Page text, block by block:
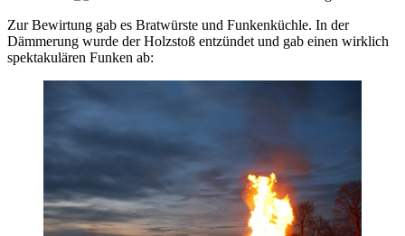
Zur Bewirtung gab es Bratwürste und Funkenküchle. In der
Dämmerung wurde der Holzstoß entzündet und gab einen wirklich
spektakulären Funken ab: